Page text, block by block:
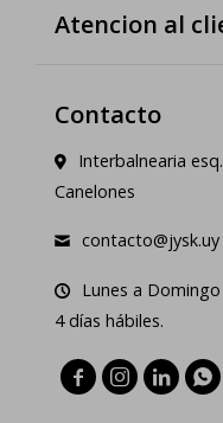
Atencion al
Contacto
Interbalnearia
Canelones
contacto@jysk.uy
Lunes a
4 días hábiles.
   